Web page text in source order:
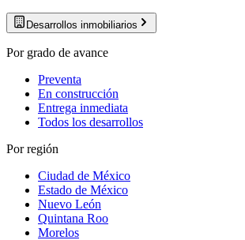
Desarrollos inmobiliarios
Por grado de avance
Preventa
En construcción
Entrega inmediata
Todos los desarrollos
Por región
Ciudad de México
Estado de México
Nuevo León
Quintana Roo
Morelos